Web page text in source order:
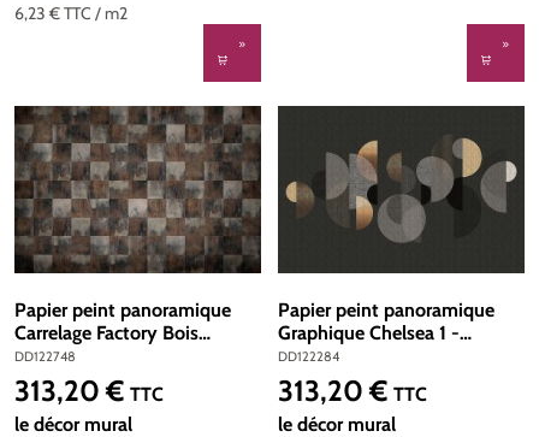
6,23 €TTC / m2
Papier peint panoramique
Carrelage Factory Bois
marron - Référence
DD122748 - Intissé 200g/m2
- 400 x 270 cm
DD122748
Prix régulier :
313,20 € TTC
le décor mural
Papier peint panoramique
Graphique Chelsea 1 -
Référence DD122284 -
Intissé 200g/m2 - 400 x
270 cm
DD122284
Prix régulier :
313,20 € TTC
le décor mural